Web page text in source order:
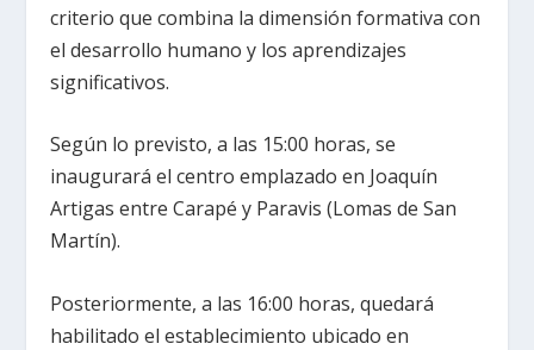
criterio que combina la dimensión formativa con
el desarrollo humano y los aprendizajes
significativos.
Según lo previsto, a las 15:00 horas, se
inaugurará el centro emplazado en Joaquín
Artigas entre Carapé y Paravis (Lomas de San
Martín).
Posteriormente, a las 16:00 horas, quedará
habilitado el establecimiento ubicado en